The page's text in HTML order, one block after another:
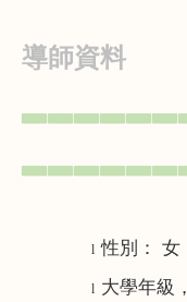
導師資料
l 性別： 女
l 大學年級，